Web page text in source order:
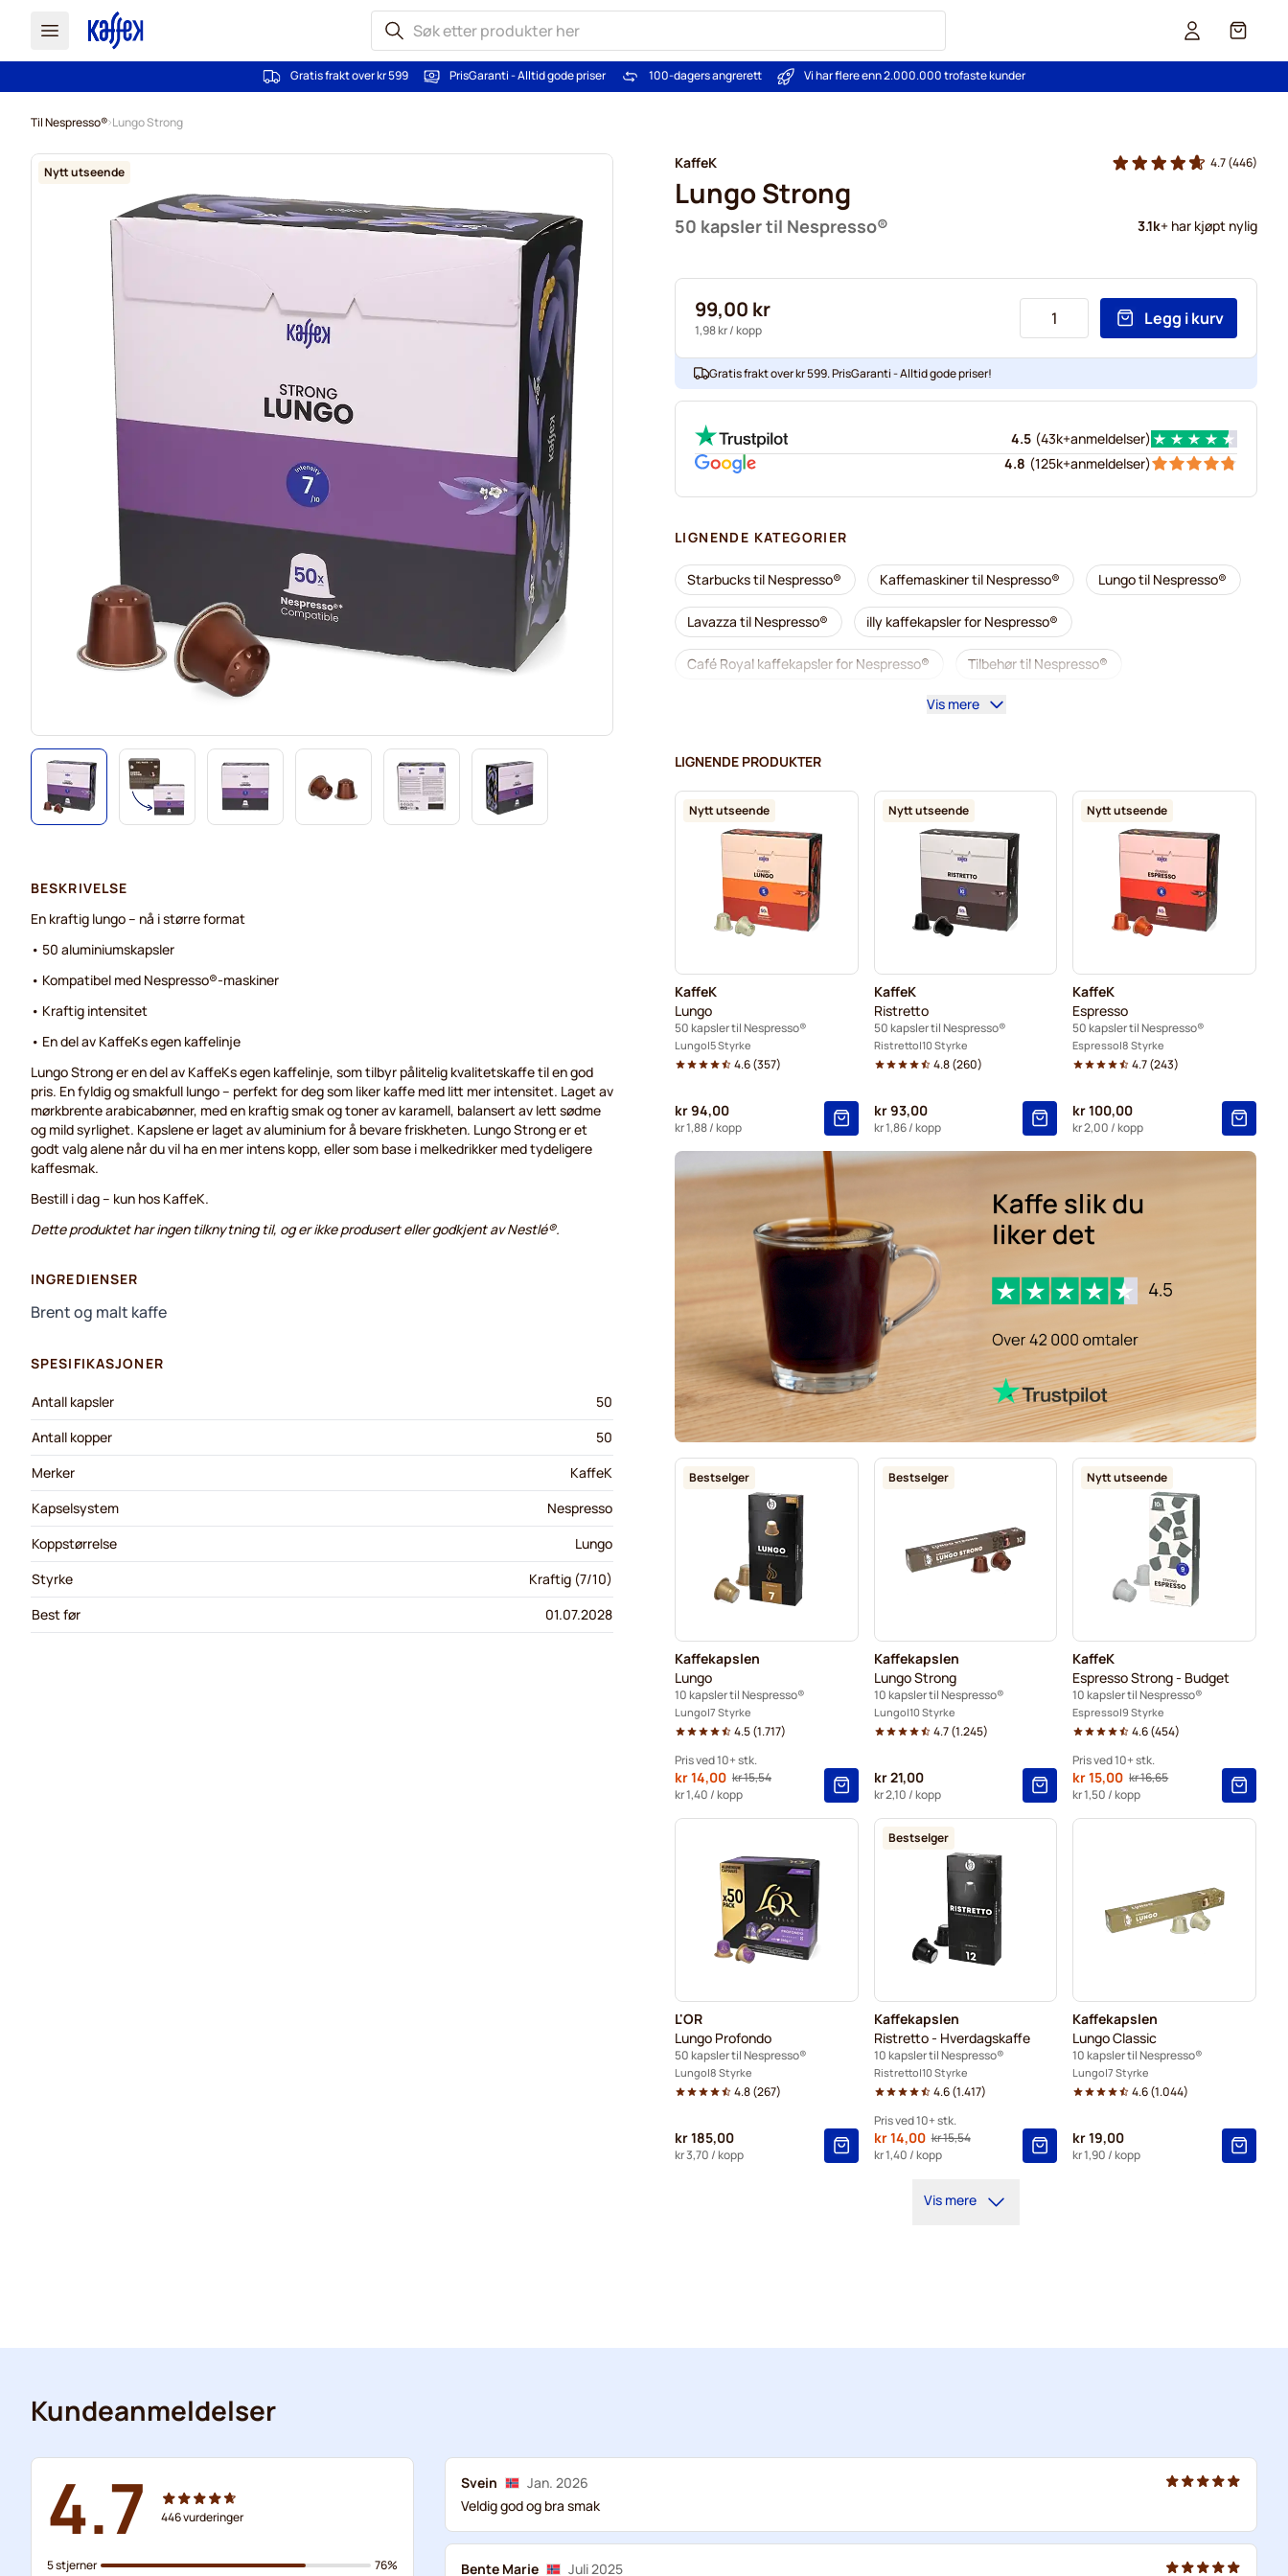
Cart
Gratis frakt over kr 599 PrisGaranti - Alltid gode priser 100-dagers angrerett Vi har flere enn 2.000.000 trofaste kunder
Til Nespresso® Lungo Strong
Nytt utseende
KaffeK
Lungo Strong
50 kapsler til Nespresso®
4.7(446)
3.1k+ har kjøpt nylig
99,00 kr
1,98 kr/ kopp
Legg i kurv
Gratis frakt over kr 599. PrisGaranti - Alltid gode priser!
4.5 (43k+anmeldelser)
4.8 (125k+anmeldelser)
LIGNENDE KATEGORIER
Starbucks til Nespresso® Kaffemaskiner til Nespresso® Lungo til Nespresso®
Lavazza til Nespresso® illy kaffekapsler for Nespresso®
Café Royal kaffekapsler for Nespresso® Tilbehør til Nespresso®
Avkalking og rengjøring til Nespresso®
Café René kaffekapsler for Nespresso® Caffè Borbone for Nespresso®
Kapsler til Nespresso® Merrild kaffekapsler for Nespresso®
Gevalia kaffekapsler for Nespresso® Belmio kaffekapsler for Nespresso®
Friele kaffekapsler for Nespresso® Garibaldi kaffekapsler for Nespresso®
Vis mere
LIGNENDE PRODUKTER
Nytt utseende
KaffeK
Lungo
50 kapsler til Nespresso®
Lungo 5 Styrke
4.6(357)
kr 94,00
kr 1,88/ kopp
Nytt utseende
KaffeK
Ristretto
50 kapsler til Nespresso®
Ristretto 10 Styrke
4.8(260)
kr 93,00
kr 1,86/ kopp
Nytt utseende
KaffeK
Espresso
50 kapsler til Nespresso®
Espresso 8 Styrke
4.7(243)
kr 100,00
kr 2,00 / kopp
Bestselger
Kaffekapslen
Lungo
10 kapsler til Nespresso®
Lungo 7 Styrke
4.5(1.717)
Pris ved 10+ stk.
Vanlig pris
kr 15,54
Fra
kr 14,00
kr 1,40 / kopp
1 =kr 15,54
5+ =kr 14,70
10+ =kr 14,00
Bestselger
Kaffekapslen
Lungo Strong
10 kapsler til Nespresso®
Lungo 10 Styrke
4.7(1.245)
kr 21,00
kr 2,10 / kopp
Nytt utseende
KaffeK
Espresso Strong - Budget
10 kapsler til Nespresso®
Espresso 9 Styrke
4.6(454)
Pris ved 10+ stk.
Vanlig pris
kr 16,65
Fra
kr 15,00
kr 1,50 / kopp
5+ =kr 15,75
10+ =kr 15,00
L'OR
Lungo Profondo
50 kapsler til Nespresso®
Lungo 8 Styrke
4.8(267)
kr 185,00
kr 3,70 / kopp
Bestselger
Kaffekapslen
Ristretto - Hverdagskaffe
10 kapsler til Nespresso®
Ristretto 10 Styrke
4.6(1.417)
Pris ved 10+ stk.
Vanlig pris
kr 15,54
Fra
kr 14,00
kr 1,40 / kopp
10+ =kr 14,00
Kaffekapslen
Lungo Classic
10 kapsler til Nespresso®
Lungo 7 Styrke
4.6(1.044)
kr 19,00
kr 1,90 / kopp
Vis mere
BESKRIVELSE
En kraftig lungo – nå i større format
• 50 aluminiumskapsler
• Kompatibel med Nespresso®-maskiner
• Kraftig intensitet
• En del av KaffeKs egen kaffelinje
Lungo Strong er en del av KaffeKs egen kaffelinje, som tilbyr pålitelig kvalitetskaffe til en god
pris. En fyldig og smakfull lungo – perfekt for deg som liker kaffe med litt mer intensitet. Laget av
mørkbrente arabicabønner, med en kraftig smak og toner av karamell, balansert av lett sødme
og mild syrlighet. Kapslene er laget av aluminium for å bevare friskheten. Lungo Strong er et
godt valg alene når du vil ha en mer intens kopp, eller som base i melkedrikker med tydeligere
kaffesmak.
Bestill i dag – kun hos KaffeK.
Dette produktet har ingen tilknytning til, og er ikke produsert eller godkjent av Nestlé®.
INGREDIENSER
Brent og malt kaffe
SPESIFIKASJONER
Antall kapsler
50
Antall kopper
50
Merker
KaffeK
Kapselsystem
Nespresso
Koppstørrelse
Lungo
Styrke
Kraftig (7/10)
Best før
01.07.2028
Kundeanmeldelser
4.7 446vurderinger
5 stjerner
76%
Svein
Jan. 2026
Veldig god og bra smak
Bente Marie
Juli 2025